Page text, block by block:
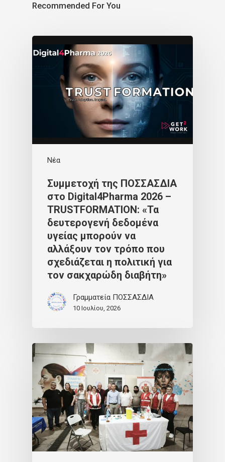
Recommended For You
Νέα
Συμμετοχή της ΠΟΣΣΑΣΔΙΑ
στο Digital4Pharma 2026 –
TRUSTFORMATION: «Τα
δευτερογενή δεδομένα
υγείας μπορούν να
αλλάξουν τον τρόπο που
σχεδιάζεται η πολιτική για
τον σακχαρώδη διαβήτη»
Γραμματεία ΠΟΣΣΑΣΔΙΑ
10 Ιουλίου, 2026